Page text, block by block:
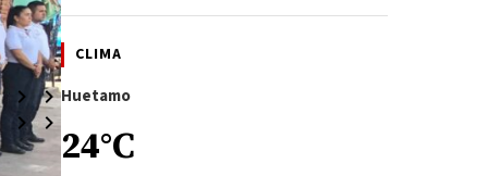
CLIMA
Huetamo
24°C